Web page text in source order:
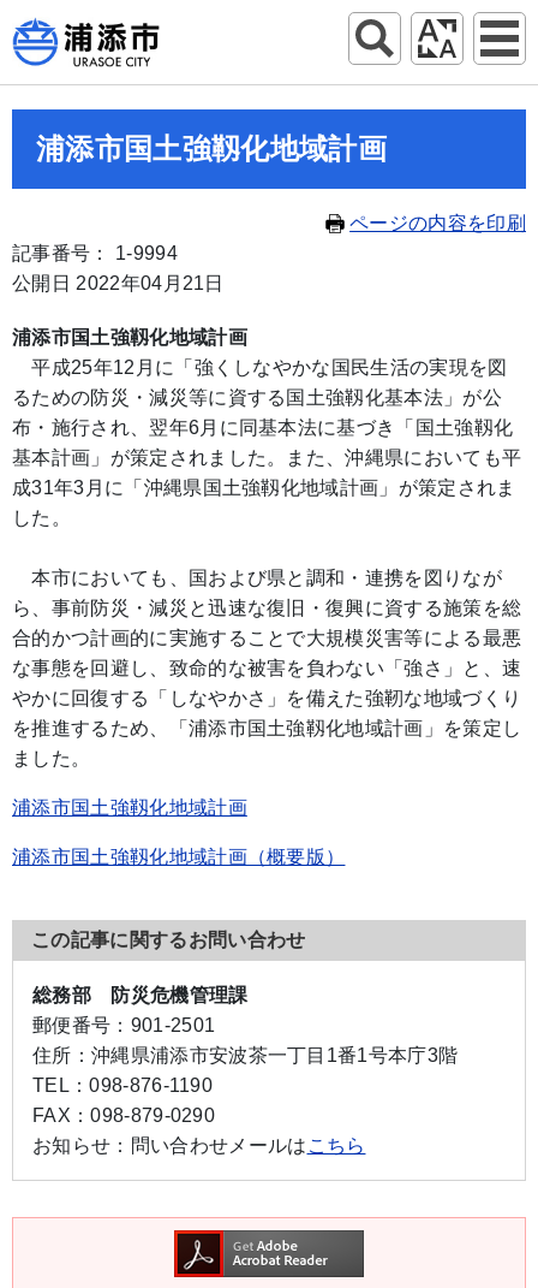
浦添市国土強靱化地域計画
ページの内容を印刷
記事番号： 1-9994
公開日 2022年04月21日
浦添市国土強靱化地域計画
平成25年12月に「強くしなやかな国民生活の実現を図
るための防災・減災等に資する国土強靱化基本法」が公
布・施行され、翌年6月に同基本法に基づき「国土強靱化
基本計画」が策定されました。また、沖縄県においても平
成31年3月に「沖縄県国土強靱化地域計画」が策定されま
した。
本市においても、国および県と調和・連携を図りなが
ら、事前防災・減災と迅速な復旧・復興に資する施策を総
合的かつ計画的に実施することで大規模災害等による最悪
な事態を回避し、致命的な被害を負わない「強さ」と、速
やかに回復する「しなやかさ」を備えた強靭な地域づくり
を推進するため、「浦添市国土強靱化地域計画」を策定し
ました。
浦添市国土強靱化地域計画
浦添市国土強靱化地域計画（概要版）
この記事に関するお問い合わせ
総務部 防災危機管理課
郵便番号： 901-2501
住所： 沖縄県浦添市安波茶一丁目1番1号本庁3階
TEL：098-876-1190
FAX：098-879-0290
お知らせ： 問い合わせメールは こちら